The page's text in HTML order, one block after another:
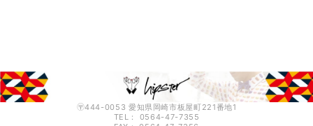
〶444-0053 愛知県岡崎市板屋町221番地1
TEL： 0564-47-7355